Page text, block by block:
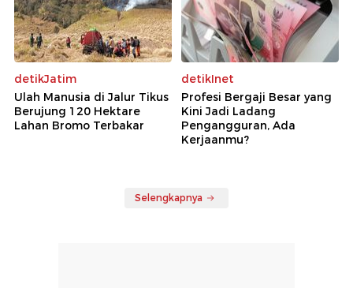
detikJatim
Ulah Manusia di Jalur Tikus
Berujung 120 Hektare
Lahan Bromo Terbakar
detikInet
Profesi Bergaji Besar yang
Kini Jadi Ladang
Pengangguran, Ada
Kerjaanmu?
Selengkapnya